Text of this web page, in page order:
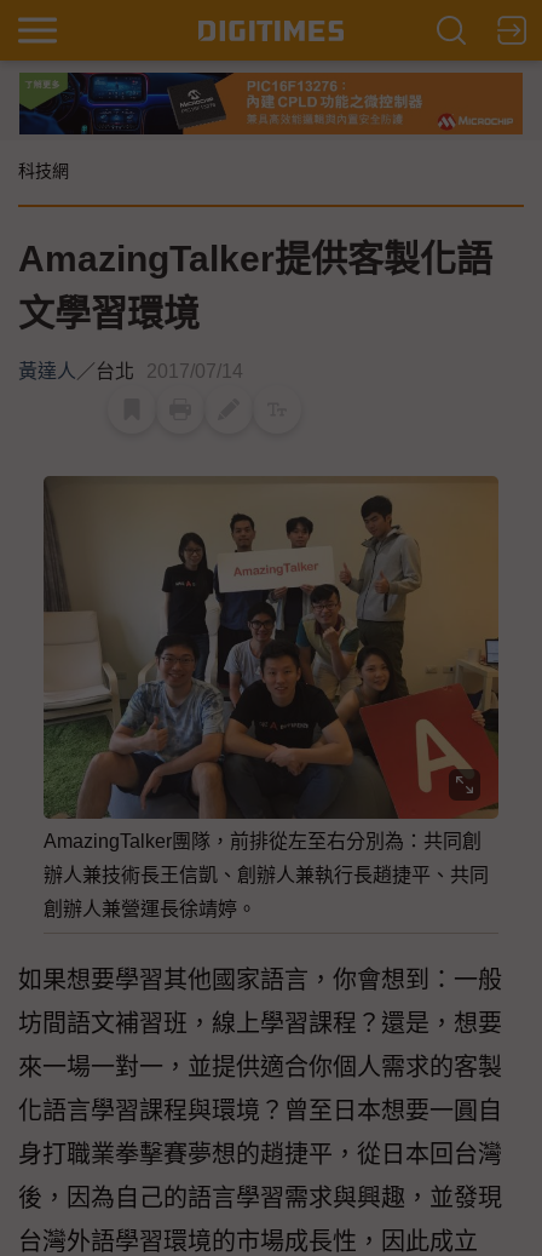
科技網
AmazingTalker提供客製化語
文學習環境
黃達人／台北 2017/07/14
AmazingTalker團隊，前排從左至右分別為：共同創
辦人兼技術長王信凱、創辦人兼執行長趙捷平、共同
創辦人兼營運長徐靖婷。
如果想要學習其他國家語言，你會想到：一般
坊間語文補習班，線上學習課程？還是，想要
來一場一對一，並提供適合你個人需求的客製
化語言學習課程與環境？曾至日本想要一圓自
身打職業拳擊賽夢想的趙捷平，從日本回台灣
後，因為自己的語言學習需求與興趣，並發現
台灣外語學習環境的市場成長性，因此成立